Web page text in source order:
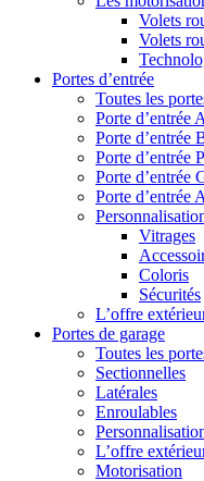
Volets
Volets
Portes d’entrée
Toutes les
Porte d’entrée
Porte d’entrée
Porte d’entrée
Porte d’entrée
Porte d’entrée
Vitrages
Coloris
Sécurités
L’offre
Portes de garage
Toutes les
Sectionnelles
Latérales
Enroulables
L’offre
Motorisation